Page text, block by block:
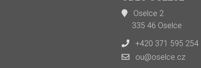
Oselce 2
335 46 Oselce
+420 371 595 254
ou@oselce.cz